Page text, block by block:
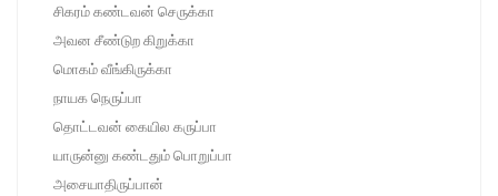
சிகரம் கண்டவன் செருக்கா
அவன சீண்டுற கிறுக்கா
மொகம் வீங்கிருக்கா
நாயக நெருப்பா
தொட்டவன் கையில கருப்பா
யாருன்னு கண்டதும் பொறுப்பா
அசையாதிருப்பான்